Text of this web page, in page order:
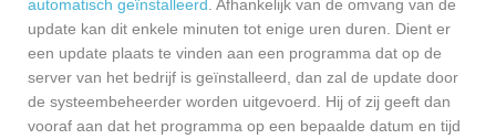
automatisch geïnstalleerd . Afhankelijk van de omvang van de
update kan dit enkele minuten tot enige uren duren. Dient er
een update plaats te vinden aan een programma dat op de
server van het bedrijf is geïnstalleerd, dan zal de update door
de systeembeheerder worden uitgevoerd. Hij of zij geeft dan
vooraf aan dat het programma op een bepaalde datum en tijd